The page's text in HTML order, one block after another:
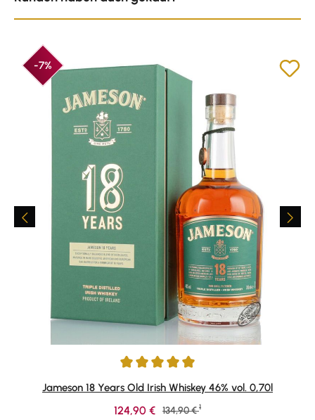
-7%
Durchschnittliche Bewertung von 4.91 von 5 Sternen
Jameson 18 Years Old Irish Whiskey 46% vol. 0,70l
Verkaufspreis:
124,90 € Regulärer Preis:
134,90 € 1